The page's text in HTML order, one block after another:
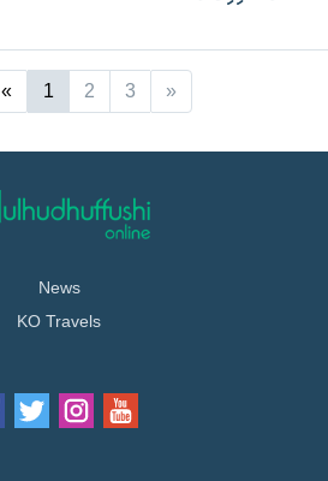
« 1 2 3 »
News
KO Travels